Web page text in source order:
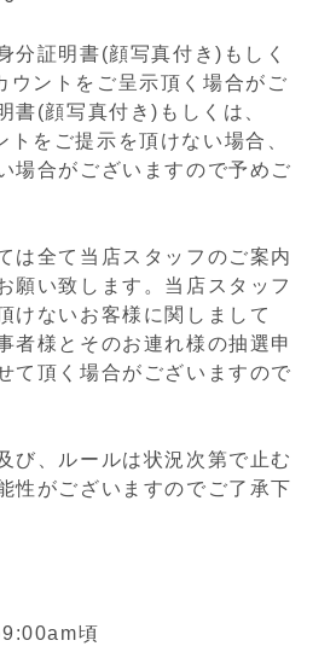
分証明書(顔写真付き)もしく
ントをご呈示頂く場合がご
書(顔写真付き)もしくは、
トをご提示を頂けない場合、
場合がございますので予めご
は全て当店スタッフのご案内
願い致します。当店スタッフ
けないお客様に関しまして
者様とそのお連れ様の抽選申
て頂く場合がございますので
び、ルールは状況次第で止む
性がございますのでご了承下
頃